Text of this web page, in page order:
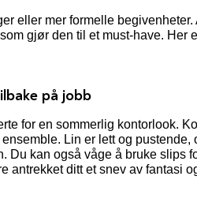
eller mer formelle
gjør den til et must-have. Her
på jobb
for en sommerlig kontorlook.
Lin er lett og pustende,
Du kan også våge å bruke slips
antrekket ditt et snev av fantasi